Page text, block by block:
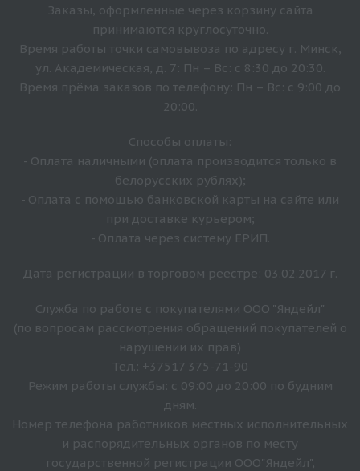
Заказы, оформленные через корзину сайта
принимаются круглосуточно.
Время работы точки самовывоза по адресу г. Минск,
ул. Академическая, д. 7: Пн – Вс: с 8:30 до 20:30.
Время прёма заказов по телефону: Пн – Вс: с 9:00 до
20:00.
Способы оплаты:
- Оплата наличными (оплата производится только в
белорусских рублях);
- Оплата с помощью банковской карты на сайте или
при доставке курьером;
- Оплата через систему ЕРИП.
Дата регистрации в торговом реестре: 03.02.2017 г.
Служба по работе с покупателями ООО "Яндейл"
(по вопросам рассмотрения обращений покупателей о
нарушении их прав)
Тел.: +37517 375-71-90
Режим работы службы: с 09:00 до 20:00 по будним
дням.
Номер телефона работников местных исполнительных
и распорядительных органов по месту
государственной регистрации ООО"Яндейл",